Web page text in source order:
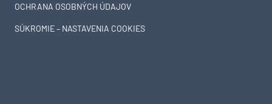
OCHRANA OSOBNÝCH ÚDAJOV
SÚKROMIE – NASTAVENIA COOKIES